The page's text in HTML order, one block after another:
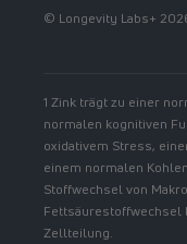
© Longevity Labs+
1 Zink trägt zu einer
normalen kognitiven
oxidativem Stress,
einem normalen
Stoffwechsel von
Fettsäurestoffwechsel
Zellteilung.